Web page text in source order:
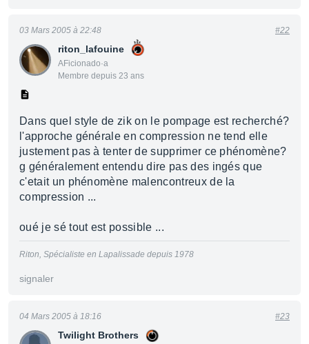
riton_lafouine
AFicionado·a
Membre depuis 23 ans
03 Mars 2005 à 22:48 #22
Dans quel style de zik on le pompage est recherché?
l'approche générale en compression ne tend elle
justement pas à tenter de supprimer ce phénomène?
g généralement entendu dire pas des ingés que
c'etait un phénomène malencontreux de la
compression ...
oué je sé tout est possible ...
Riton, Spécialiste en Lapalissade depuis 1978
signaler
Twilight Brothers
04 Mars 2005 à 18:16 #23